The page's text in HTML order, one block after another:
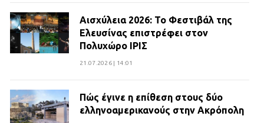
Αισχύλεια 2026: Το Φεστιβάλ της
Ελευσίνας επιστρέφει στον
Πολυχώρο ΙΡΙΣ
21.07.2026 | 14:01
Πώς έγινε η επίθεση στους δύο
ελληνοαμερικανούς στην Ακρόπολη